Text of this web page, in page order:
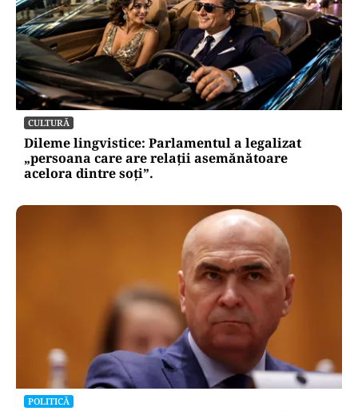
CULTURĂ
Dileme lingvistice: Parlamentul a legalizat
„persoana care are relații asemănătoare
acelora dintre soți”.
POLITICĂ